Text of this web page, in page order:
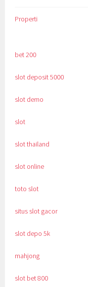
Properti
bet 200
slot deposit 5000
slot demo
slot
slot thailand
slot online
toto slot
situs slot gacor
slot depo 5k
mahjong
slot bet 800